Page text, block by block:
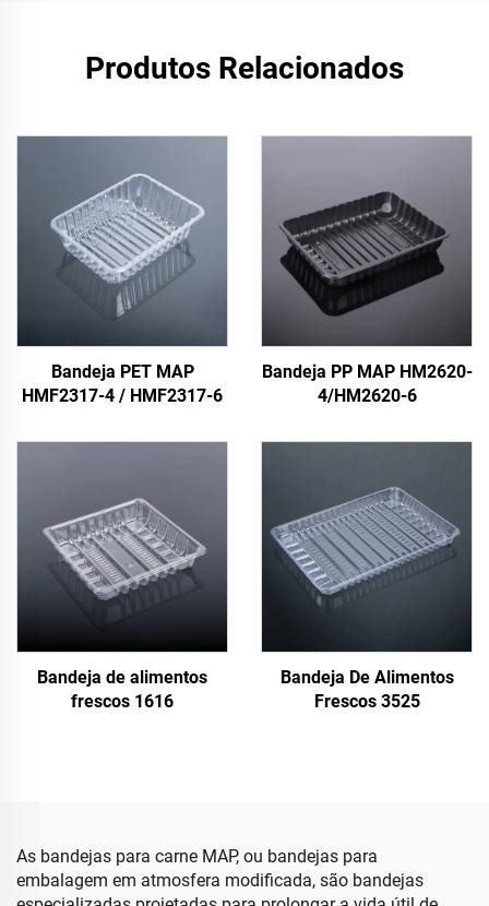
Produtos Relacionados
Bandeja PET MAP
HMF2317-4 / HMF2317-6
Bandeja PP MAP HM2620-
4/HM2620-6
Bandeja de alimentos
frescos 1616
Bandeja De Alimentos
Frescos 3525
As bandejas para carne MAP, ou bandejas para
embalagem em atmosfera modificada, são bandejas